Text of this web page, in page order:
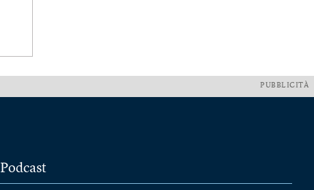
PUBBLICITÀ
Podcast